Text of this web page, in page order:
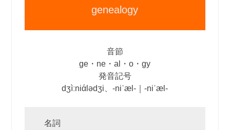
genealogy
音節
ge・ne・al・o・gy
発音記号
dʒìːniάlədʒi、‐niˈæl‐｜‐niˈæl‐
名詞